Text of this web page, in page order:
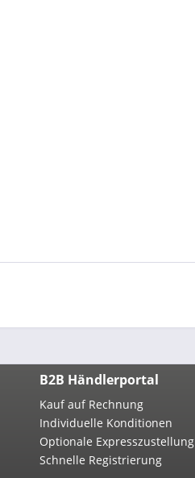
B2B Händlerportal
Kauf auf Rechnung
Individuelle Konditionen
Optionale Expresszustellung
Schnelle Registrierung